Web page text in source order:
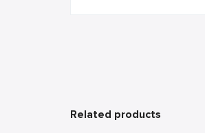
Related products